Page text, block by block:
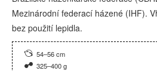
Mezinárodní federací házené (IHF).
bez použití lepidla.
54–56 cm
325–400 g